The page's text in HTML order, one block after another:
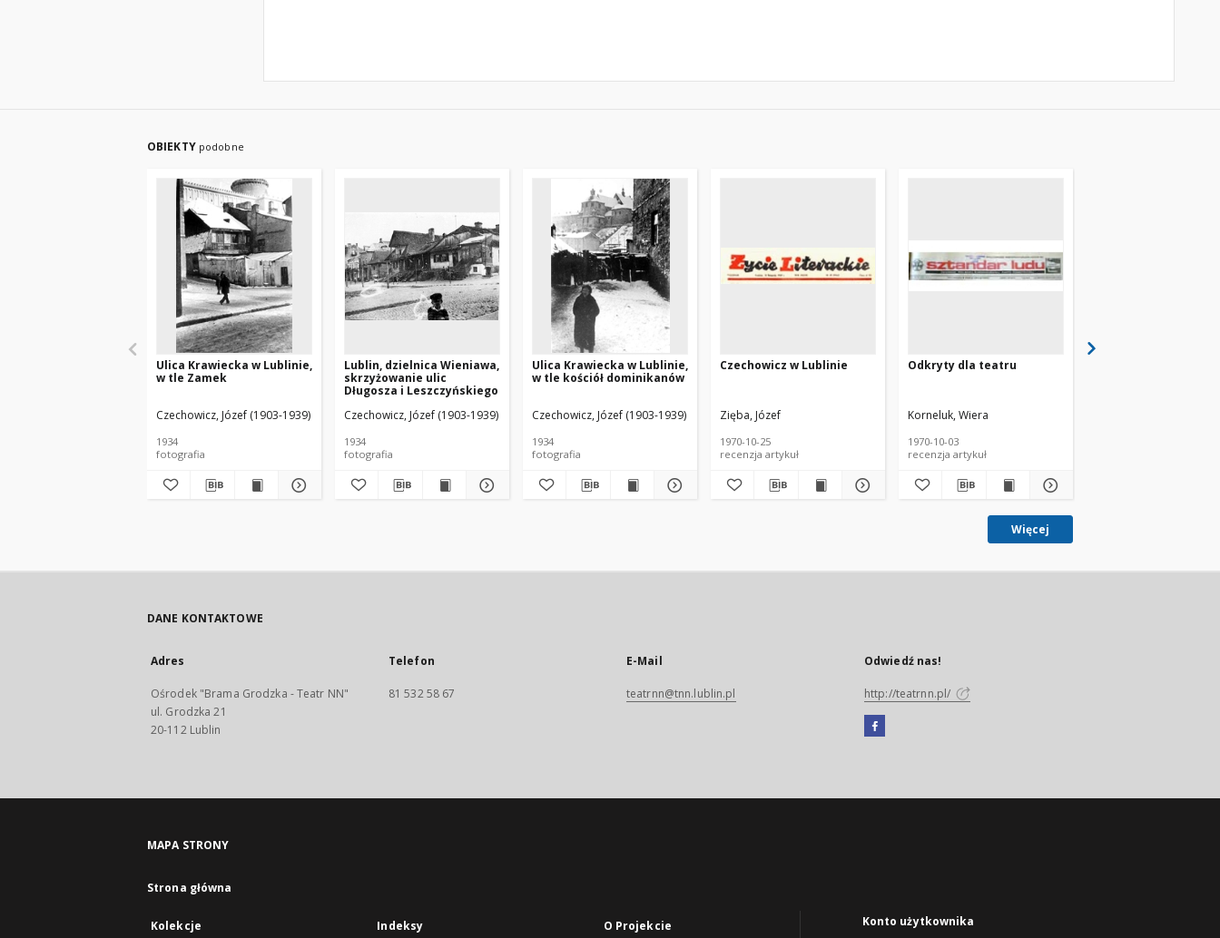
OBIEKTY podobne
Ulica Krawiecka w Lublinie,
w tle Zamek
Czechowicz, Józef (1903-1939)
1934
fotografia
Lublin, dzielnica Wieniawa,
skrzyżowanie ulic
Długosza i Leszczyńskiego
Czechowicz, Józef (1903-1939)
1934
fotografia
Ulica Krawiecka w Lublinie,
w tle kościół dominikanów
Czechowicz, Józef (1903-1939)
1934
fotografia
Czechowicz w Lublinie
Zięba, Józef
1970-10-25
recenzja artykuł
Odkryty dla teatru
Korneluk, Wiera
1970-10-03
recenzja artykuł
Więcej
DANE KONTAKTOWE
Adres
Ośrodek "Brama Grodzka - Teatr NN"
ul. Grodzka 21
20-112 Lublin
Telefon
81 532 58 67
E-Mail
teatrnn@tnn.lublin.pl
Odwiedź nas!
http://teatrnn.pl/
Facebook
się
MAPA STRONY
Strona główna
Kolekcje Indeksy O Projekcie Konto użytkownika